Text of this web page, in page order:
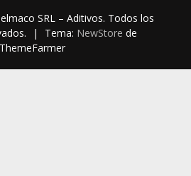
SRL – Aditivos. Todos los
| Tema: NewStore de
ThemeFarmer